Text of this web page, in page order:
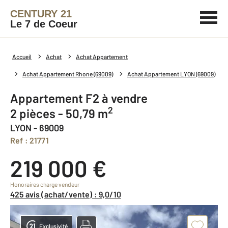
CENTURY 21
Le 7 de Coeur
Accueil Achat Achat Appartement
Achat Appartement Rhone (69009) Achat Appartement LYON (69009)
Appartement F2 à vendre
2 pièces - 50,79 m2
LYON - 69009
Ref : 21771
219 000 €
Honoraires charge vendeur
425 avis (achat/vente) : 9,0/10
Exclusivité